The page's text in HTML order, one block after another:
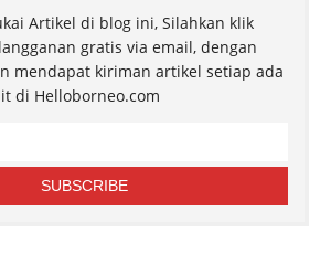
Artikel di blog ini, Silahkan klik
gratis via email, dengan
mendapat kiriman artikel setiap ada
di Helloborneo.com